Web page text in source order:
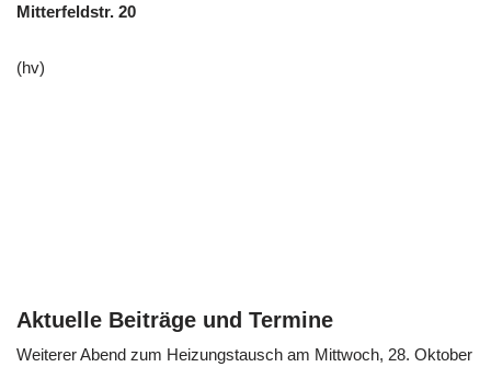
Mitterfeldstr. 20
(hv)
Aktuelle Beiträge und Termine
Weiterer Abend zum Heizungstausch am Mittwoch, 28. Oktober